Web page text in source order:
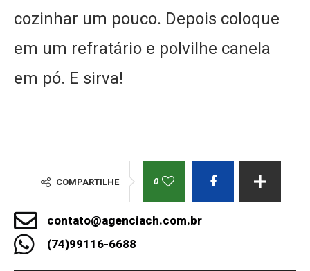
cozinhar um pouco. Depois coloque
em um refratário e polvilhe canela
em pó. E sirva!
COMPARTILHE 0
contato@agenciach.com.br
(74)99116-6688